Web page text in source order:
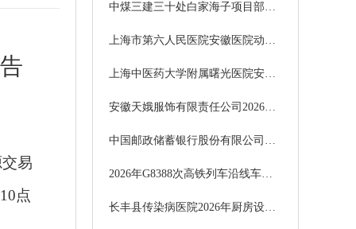
易
点
中煤三建三十处白家海子项目部工矿配件询比采购任务中标公示公告(一次)
上海市第六人民医院安徽医院动态心电记录仪采购项目比选公告
上海中医药大学附属曙光医院安徽医院微生物试剂采购项目招标失败公告
安徽天娥服饰有限责任公司2026年-2029年物业服务采购招标公告
中国邮政储蓄银行股份有限公司蚌埠市分行2026年员工体检服务采购项目标包二 （四次）竞争性磋商公告
2026年G8388次高铁列车沿线车站广告投放项目（三次）竞争性磋商公告
长丰县传染病医院2026年厨房设备采购（二次）公开招标公告